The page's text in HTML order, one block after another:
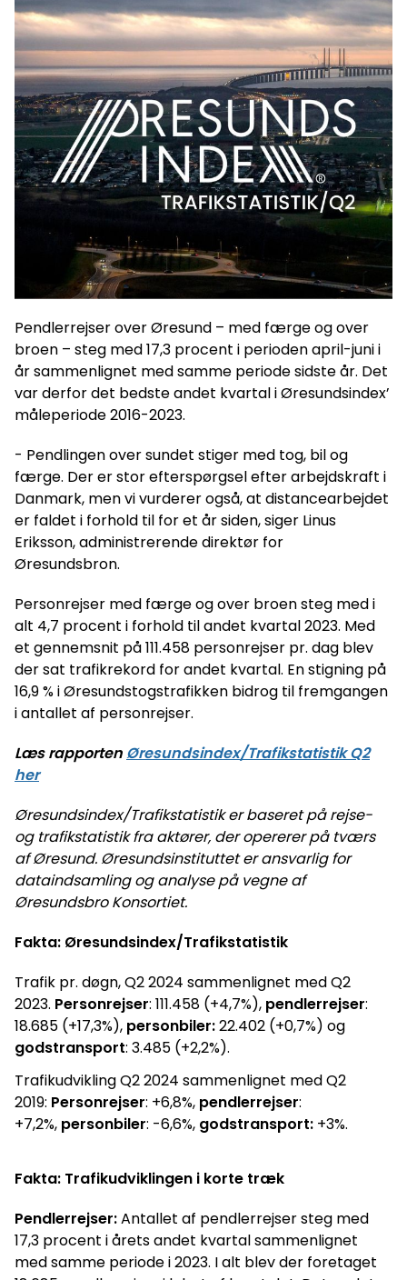
Pendlerrejser over Øresund – med færge og over
broen – steg med 17,3 procent i perioden april-juni i
år sammenlignet med samme periode sidste år. Det
var derfor det bedste andet kvartal i Øresundsindex’
måleperiode 2016-2023.
- Pendlingen over sundet stiger med tog, bil og
færge. Der er stor efterspørgsel efter arbejdskraft i
Danmark, men vi vurderer også, at distancearbejdet
er faldet i forhold til for et år siden, siger Linus
Eriksson, administrerende direktør for
Øresundsbron.
Personrejser med færge og over broen steg med i
alt 4,7 procent i forhold til andet kvartal 2023. Med
et gennemsnit på 111.458 personrejser pr. dag blev
der sat trafikrekord for andet kvartal. En stigning på
16,9 % i Øresundstogstrafikken bidrog til fremgangen
i antallet af personrejser.
Læs rapportenØresundsindex/Trafikstatistik Q2
her
Øresundsindex/Trafikstatistik er baseret på rejse-
og trafikstatistik fra aktører, der opererer på tværs
af Øresund. Øresundsinstituttet er ansvarlig for
dataindsamling og analyse på vegne af
Øresundsbro Konsortiet.
Fakta: Øresundsindex/Trafikstatistik
Trafik pr. døgn, Q2 2024 sammenlignet med Q2
2023. Personrejser: 111.458 (+4,7%), pendlerrejser:
18.685 (+17,3%), personbiler:22.402 (+0,7%) og
godstransport: 3.485 (+2,2%).
Trafikudvikling Q2 2024 sammenlignet med Q2
2019: Personrejser: +6,8%, pendlerrejser:
+7,2%, personbiler: -6,6%, godstransport: +3%.
Fakta: Trafikudviklingen i korte træk
Pendlerrejser:Antallet af pendlerrejser steg med
17,3 procent i årets andet kvartal sammenlignet
med samme periode i 2023. I alt blev der foretaget